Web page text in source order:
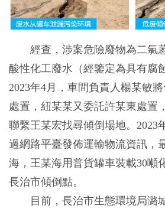
經查，涉案危險廢物為二氯
酸性化工廢水（經鑒定為具有腐
2023年4月，車間負責人楊某敏
處置，紐某某又委託許某東處置
聯繫王某宏找尋傾倒場地。2023
過網路平臺發佈運輸物流資訊，
海，王某海用普貨罐車裝載30噸
長治市傾倒點。
目前，長治市生態環境局潞